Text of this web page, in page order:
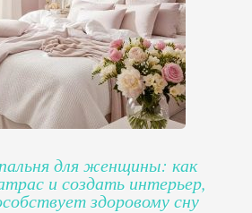
для женщины: как
и создать интерьер,
здоровому сну